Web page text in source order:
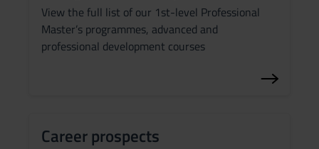
View the full list of our 1st-level Professional
Master’s programmes, advanced and
professional development courses
Career prospects